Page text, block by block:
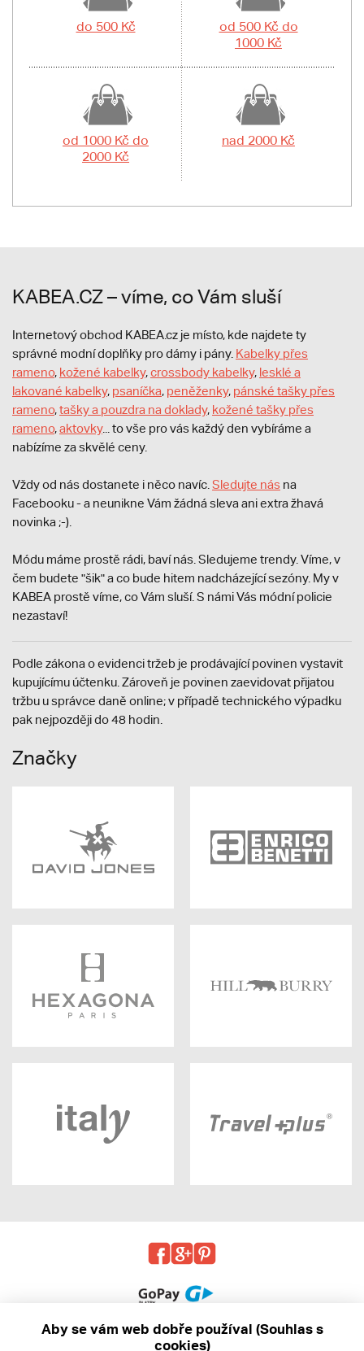
do 500 Kč
od 500 Kč do
1000 Kč
od 1000 Kč do
2000 Kč
nad 2000 Kč
KABEA.CZ – víme, co Vám sluší
Internetový obchod KABEA.cz je místo, kde najdete ty
správné modní doplňky pro dámy i pány. Kabelky přes
rameno, kožené kabelky,crossbody kabelky, lesklé a
lakované kabelky, psaníčka, peněženky, pánské tašky přes
rameno,tašky a pouzdra na doklady, kožené tašky přes
rameno,aktovky... to vše pro vás každý den vybíráme a
nabízíme za skvělé ceny.
Vždy od nás dostanete i něco navíc. Sledujte nás na
Facebooku - a neunikne Vám žádná sleva ani extra žhavá
novinka ;-).
Módu máme prostě rádi, baví nás. Sledujeme trendy. Víme, v
čem budete "šik" a co bude hitem nadcházející sezóny. My v
KABEA prostě víme, co Vám sluší. S námi Vás módní policie
nezastaví!
Podle zákona o evidenci tržeb je prodávající povinen vystavit
kupujícímu účtenku. Zároveň je povinen zaevidovat přijatou
tržbu u správce daně online; v případě technického výpadku
pak nejpozději do 48 hodin.
Značky
Aby se vám web dobře používal (Souhlas s
cookies)